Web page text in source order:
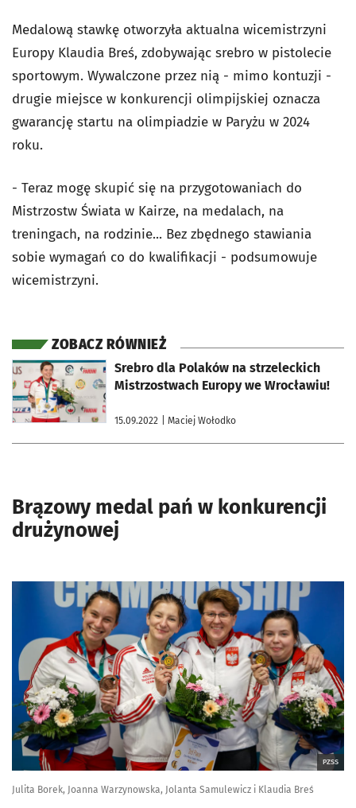
Medalową stawkę otworzyła aktualna wicemistrzyni
Europy Klaudia Breś, zdobywając srebro w pistolecie
sportowym. Wywalczone przez nią - mimo kontuzji -
drugie miejsce w konkurencji olimpijskiej oznacza
gwarancję startu na olimpiadzie w Paryżu w 2024
roku.
- Teraz mogę skupić się na przygotowaniach do
Mistrzostw Świata w Kairze, na medalach, na
treningach, na rodzinie... Bez zbędnego stawiania
sobie wymagań co do kwalifikacji - podsumowuje
wicemistrzyni.
ZOBACZ RÓWNIEŻ
Srebro dla Polaków na strzeleckich
Mistrzostwach Europy we Wrocławiu!
15.09.2022 | Maciej Wołodko
otworzy się w nowej karcie
Brązowy medal pań w konkurencji
drużynowej
PZSS
Julita Borek, Joanna Warzynowska, Jolanta Samulewicz i Klaudia Breś